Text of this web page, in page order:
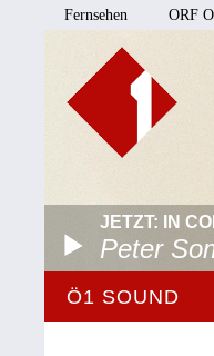
Fernsehen ORF
JETZT: IN
Peter
Ö1 SOUND